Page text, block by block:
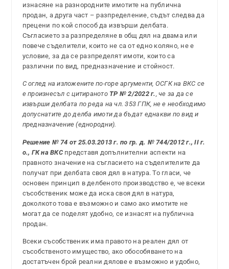
изнасяне на разнородните имотите на публична
продан, а друга част – разпределение, съдът следва да
прецени по кой способ да извърши делбата.
Съгласието за разпределяне в общ дял на двама или
повече съделители, които не са от едно коляно, не е
условие, за да се разпределят имоти, които са
различни по вид, предназначение и стойност.
С оглед на изложените по-горе аргументи, ОСГК на ВКС се
е произнесъл с цитираното ТР № 2/2022 г. , че за да се
извърши делбата по реда на чл. 353 ГПК, не е необходимо
допуснатите до делба имоти да бъдат еднакви по вид и
предназначение (еднородни).
Решение № 74 от 25.03.2013 г. по гр. д. № 744/2012 г., II г.
о., ГК на ВКС представя допълнителни аспекти на
правното значение на съгласието на съделителите да
получат при делбата своя дял в натура. То гласи, че
основен принцип в делбеното производство е, че всеки
съсобственик може да иска своя дял в натура,
доколкото това е възможно и само ако имотите не
могат да се поделят удобно, се изнасят на публична
продан.
Всеки съсобственик има правото на реален дял от
съсобственото имущество, ако обособяването на
достатъчен брой реални дялове е възможно и удобно,